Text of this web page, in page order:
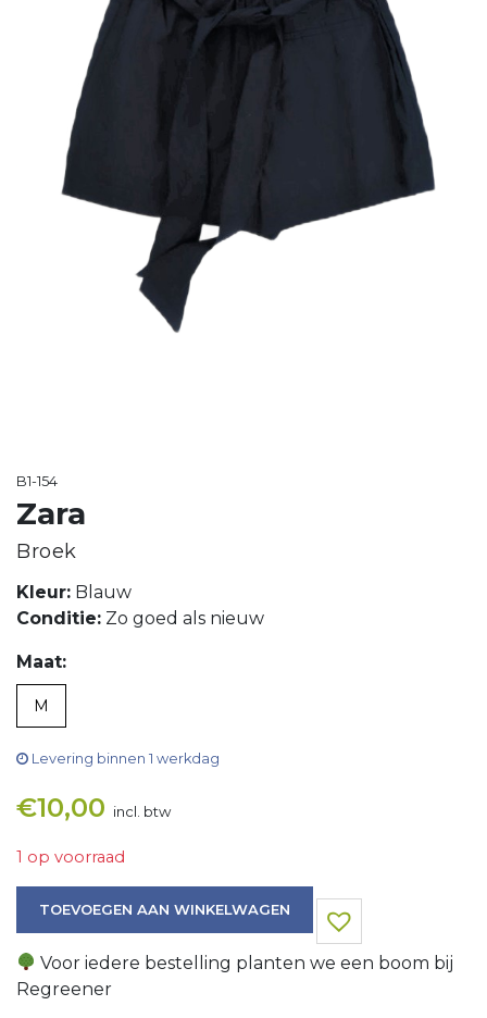
B1-154
Zara
Broek
Kleur: Blauw
Conditie: Zo goed als nieuw
Maat:
M
Levering binnen 1 werkdag
€10,00 incl. btw
1 op voorraad
TOEVOEGEN AAN WINKELWAGEN
Voor iedere bestelling planten we een boom bij
Regreener